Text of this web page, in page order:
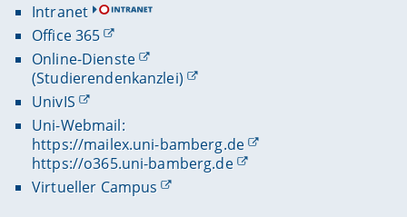
Intranet
Office 365
Online-Dienste
(Studierendenkanzlei)
UnivIS
Uni-Webmail:
https://mailex.uni-bamberg.de
https://o365.uni-bamberg.de
Virtueller Campus